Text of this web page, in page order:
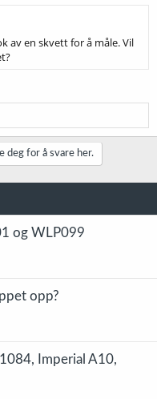
av en skvett for å måle. Vil
deg for å svare her.
og WLP099
opp?
Imperial A10,